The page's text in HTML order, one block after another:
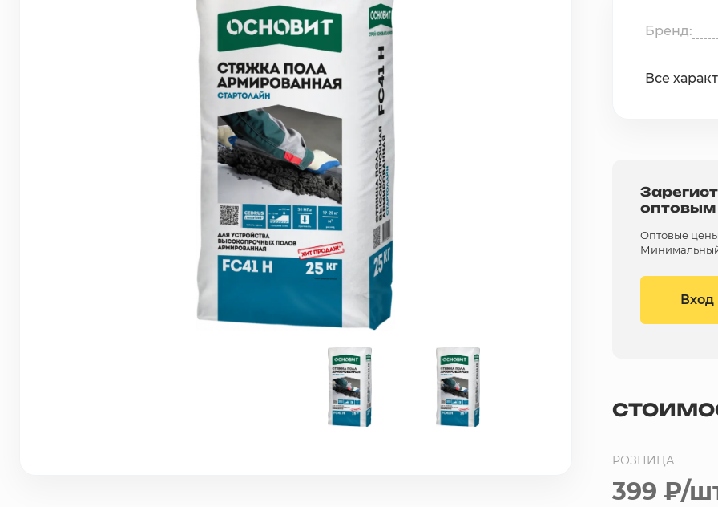
Грунтовки, ПВА, спец. растворы
Герметики, жидкие гвозди, пена
Лакокрасочные материалы
Бренд
Все
Оптовые цены
Минимальный
Вход
РОЗНИЦА
399 ₽/